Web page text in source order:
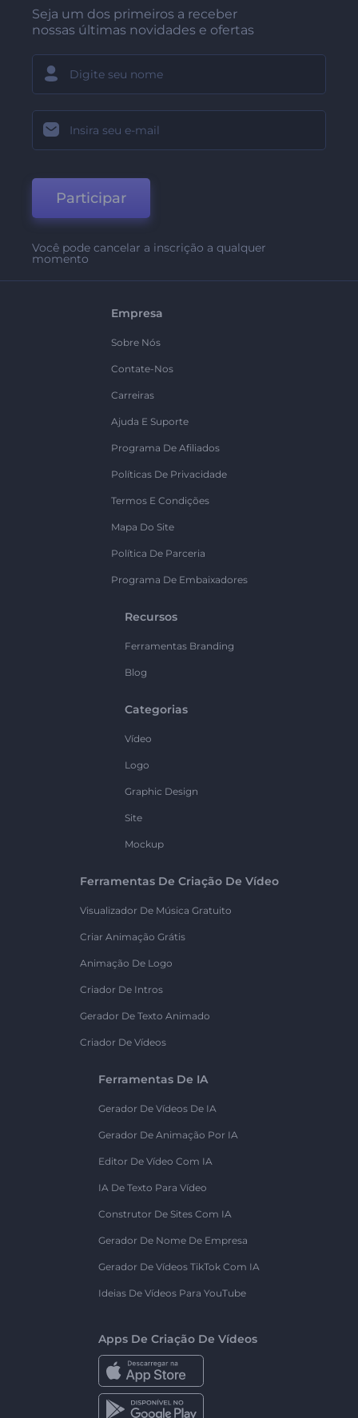
Seja um dos primeiros a receber
nossas últimas novidades e ofertas
Participar
Você pode cancelar a inscrição a qualquer
momento
Empresa
Sobre Nós
Contate-Nos
Carreiras
Ajuda E Suporte
Programa De Afiliados
Políticas De Privacidade
Termos E Condições
Mapa Do Site
Política De Parceria
Programa De Embaixadores
Recursos
Ferramentas Branding
Blog
Categorias
Vídeo
Logo
Graphic Design
Site
Mockup
Ferramentas De Criação De Vídeo
Visualizador De Música Gratuito
Criar Animação Grátis
Animação De Logo
Criador De Intros
Gerador De Texto Animado
Criador De Vídeos
Ferramentas De IA
Gerador De Vídeos De IA
Gerador De Animação Por IA
Editor De Vídeo Com IA
IA De Texto Para Vídeo
Construtor De Sites Com IA
Gerador De Nome De Empresa
Gerador De Vídeos TikTok Com IA
Ideias De Vídeos Para YouTube
Apps De Criação De Vídeos